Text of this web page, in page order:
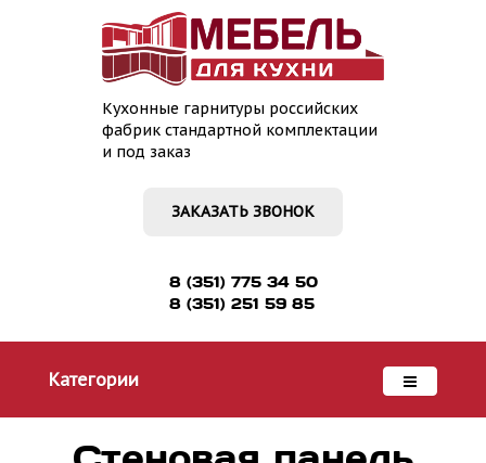
Кухонные гарнитуры российских
фабрик стандартной комплектации
и под заказ
ЗАКАЗАТЬ ЗВОНОК
8 (351) 775 34 50
8 (351) 251 59 85
Категории